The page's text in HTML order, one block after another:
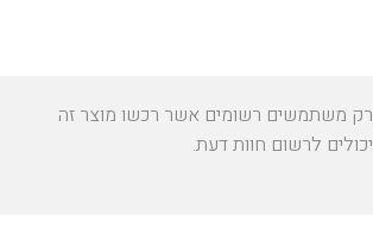
רק משתמשים רשומים אשר רכשו מוצר זה
יכולים לרשום חוות דעת.